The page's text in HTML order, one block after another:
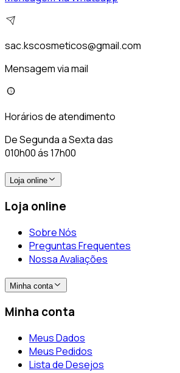
sac.kscosmeticos@gmail.com
Mensagem via mail
Horários de atendimento
De Segunda a Sexta das
010h00 ás 17h00
Loja online
Loja online
Sobre Nós
Preguntas Frequentes
Nossa Avaliações
Minha conta
Minha conta
Meus Dados
Meus Pedidos
Lista de Desejos